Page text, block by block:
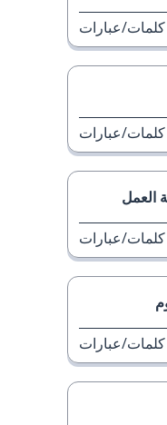
كلمات/عبارات
كلمات/عبارات
كلمات/عبارات
كلمات/عبارات